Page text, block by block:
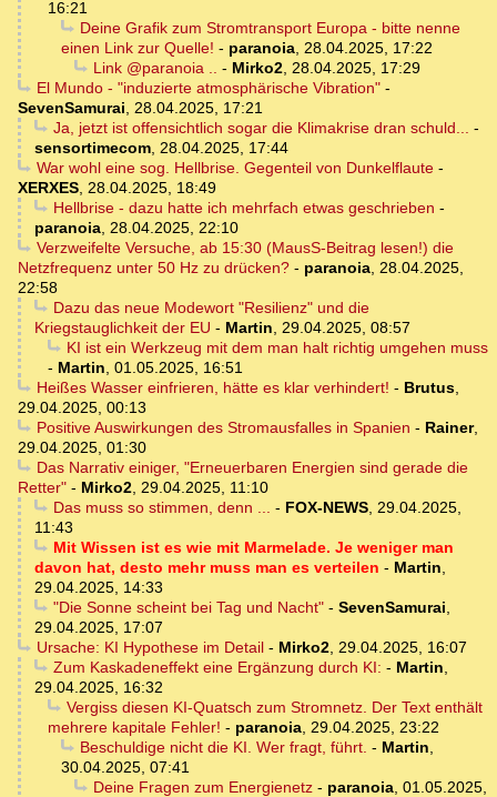
16:21
Deine Grafik zum Stromtransport Europa - bitte nenne
einen Link zur Quelle! - paranoia, 28.04.2025, 17:22
Link @paranoia .. - Mirko2, 28.04.2025, 17:29
El Mundo - "induzierte atmosphärische Vibration"-
SevenSamurai, 28.04.2025, 17:21
Ja, jetzt ist offensichtlich sogar die Klimakrise dran schuld... -
sensortimecom, 28.04.2025, 17:44
War wohl eine sog. Hellbrise. Gegenteil von Dunkelflaute-
XERXES, 28.04.2025, 18:49
Hellbrise - dazu hatte ich mehrfach etwas geschrieben -
paranoia, 28.04.2025, 22:10
Verzweifelte Versuche, ab 15:30 (MausS-Beitrag lesen!) die
Netzfrequenz unter 50 Hz zu drücken? - paranoia, 28.04.2025,
22:58
Dazu das neue Modewort "Resilienz" und die
Kriegstauglichkeit der EU - Martin, 29.04.2025, 08:57
KI ist ein Werkzeug mit dem man halt richtig umgehen muss
- Martin, 01.05.2025, 16:51
Heißes Wasser einfrieren, hätte es klar verhindert! - Brutus,
29.04.2025, 00:13
Positive Auswirkungen des Stromausfalles in Spanien - Rainer,
29.04.2025, 01:30
Das Narrativ einiger, "Erneuerbaren Energien sind gerade die
Retter" - Mirko2, 29.04.2025, 11:10
Das muss so stimmen, denn ... - FOX-NEWS, 29.04.2025,
11:43
Mit Wissen ist es wie mit Marmelade. Je weniger man
davon hat, desto mehr muss man es verteilen - Martin,
29.04.2025, 14:33
"Die Sonne scheint bei Tag und Nacht"- SevenSamurai,
29.04.2025, 17:07
Ursache: KI Hypothese im Detail- Mirko2, 29.04.2025, 16:07
Zum Kaskadeneffekt eine Ergänzung durch KI: - Martin,
29.04.2025, 16:32
Vergiss diesen KI-Quatsch zum Stromnetz. Der Text enthält
mehrere kapitale Fehler! - paranoia, 29.04.2025, 23:22
Beschuldige nicht die KI. Wer fragt, führt. - Martin,
30.04.2025, 07:41
Deine Fragen zum Energienetz- paranoia, 01.05.2025,